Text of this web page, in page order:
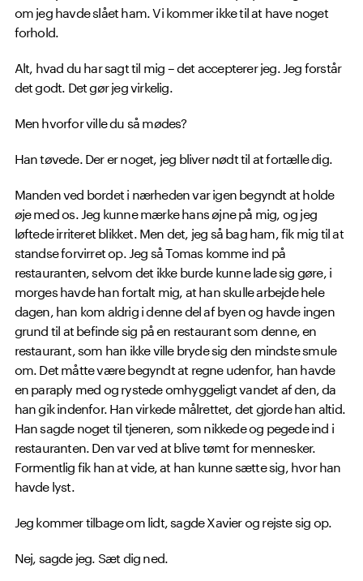
om jeg havde slået ham. Vi kommer ikke til at have noget
forhold.
Alt, hvad du har sagt til mig – det accepterer jeg. Jeg forstår
det godt. Det gør jeg virkelig.
Men hvorfor ville du så mødes?
Han tøvede. Der er noget, jeg bliver nødt til at fortælle dig.
Manden ved bordet i nærheden var igen begyndt at holde
øje med os. Jeg kunne mærke hans øjne på mig, og jeg
løftede irriteret blikket. Men det, jeg så bag ham, fik mig til at
standse forvirret op. Jeg så Tomas komme ind på
restauranten, selvom det ikke burde kunne lade sig gøre, i
morges havde han fortalt mig, at han skulle arbejde hele
dagen, han kom aldrig i denne del af byen og havde ingen
grund til at befinde sig på en restaurant som denne, en
restaurant, som han ikke ville bryde sig den mindste smule
om. Det måtte være begyndt at regne udenfor, han havde
en paraply med og rystede omhyggeligt vandet af den, da
han gik indenfor. Han virkede målrettet, det gjorde han altid.
Han sagde noget til tjeneren, som nikkede og pegede ind i
restauranten. Den var ved at blive tømt for mennesker.
Formentlig fik han at vide, at han kunne sætte sig, hvor han
havde lyst.
Jeg kommer tilbage om lidt, sagde Xavier og rejste sig op.
Nej, sagde jeg. Sæt dig ned.